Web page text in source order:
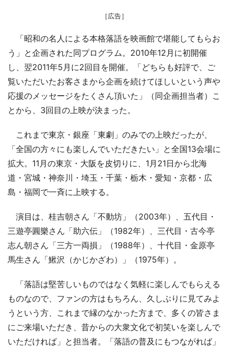
［広告］
「昭和の名人による本格落語を映画館で堪能してもらお
う」と企画された同プログラム。2010年12月に初開催
し、翌2011年5月に2回目を開催。「どちらも好評で、ご
覧いただいたお客さまから企画を続けてほしいという声や
応援のメッセージをたくさん頂いた」（同企画担当者）こ
とから、3回目の上映が決まった。
これまで東京・銀座「東劇」のみでの上映だったが、
「全国の方々にも楽しんでいただきたい」と全国13会場に
拡大。11月の東京・大阪を皮切りに、1月21日から北海
道・宮城・神奈川・埼玉・千葉・栃木・愛知・京都・広
島・福岡で一斉に上映する。
演目は、桂吉朝さん「不動坊」（2003年）、五代目・
三遊亭圓樂さん「助六伝」（1982年）、三代目・古今亭
志ん朝さん「三方一両損」（1988年）、十代目・金原亭
馬生さん「鰍沢（かじかざわ）」（1975年）。
「落語は堅苦しいものではなく気軽に楽しんでもらえる
ものなので、ファンの方はもちろん、久しぶりに見てみよ
うという方、これまで縁のなかった方まで、多くの皆さま
にご来場いただき、昔からの大衆文化で初笑いを楽しんで
いただければ」と担当者。「落語の普及にもつながれば」